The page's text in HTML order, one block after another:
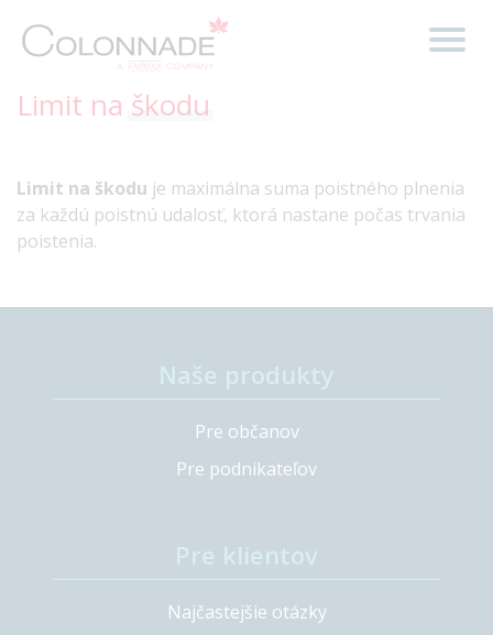
Limit na škodu
Limit na škodu je maximálna suma poistného plnenia
za každú poistnú udalosť, ktorá nastane počas trvania
poistenia.
Pre občanov
Pre podnikateľov
Najčastejšie otázky